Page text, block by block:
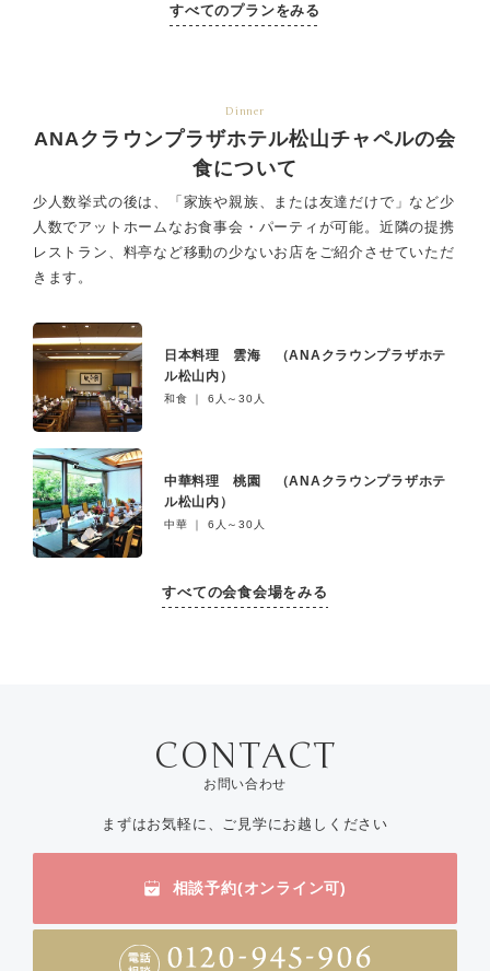
すべてのプランをみる
Dinner
ANAクラウンプラザホテル松山チャペルの会
食について
少人数挙式の後は、「家族や親族、または友達だけで」など少
人数でアットホームなお食事会・パーティが可能。 近隣の提携
レストラン、料亭など移動の少ないお店をご紹介させていただ
きます。
日本料理 雲海 （ANAクラウンプラザホテ
ル松山内）
和食 ｜ 6人～30人
中華料理 桃園 （ANAクラウンプラザホテ
ル松山内）
中華 ｜ 6人～30人
すべての会食会場をみる
お問い合わせ
まずはお気軽に、ご見学にお越しください
相談予約(オンライン可)